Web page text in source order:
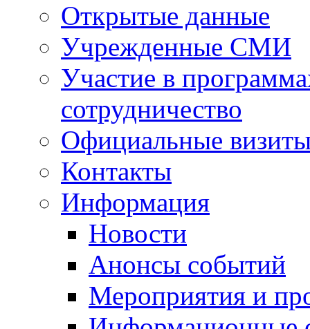
Открытые данные
Учрежденные СМИ
Участие в
сотрудничество
Официальные
Контакты
Информация
Новости
Анонсы событий
Мероприятия и